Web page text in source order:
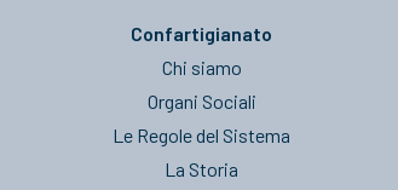
Confartigianato
Chi siamo
Organi Sociali
Le Regole del Sistema
La Storia